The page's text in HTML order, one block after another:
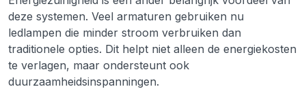
deze systemen. Veel armaturen gebruiken nu
ledlampen die minder stroom verbruiken dan
traditionele opties. Dit helpt niet alleen de energiekosten
te verlagen, maar ondersteunt ook
duurzaamheidsinspanningen.